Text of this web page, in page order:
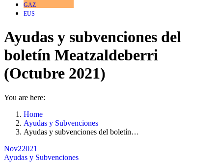
GAZ
EUS
Ayudas y subvenciones del
boletín Meatzaldeberri
(Octubre 2021)
You are here:
Home
Ayudas y Subvenciones
Ayudas y subvenciones del boletín…
Nov22021
Ayudas y Subvenciones